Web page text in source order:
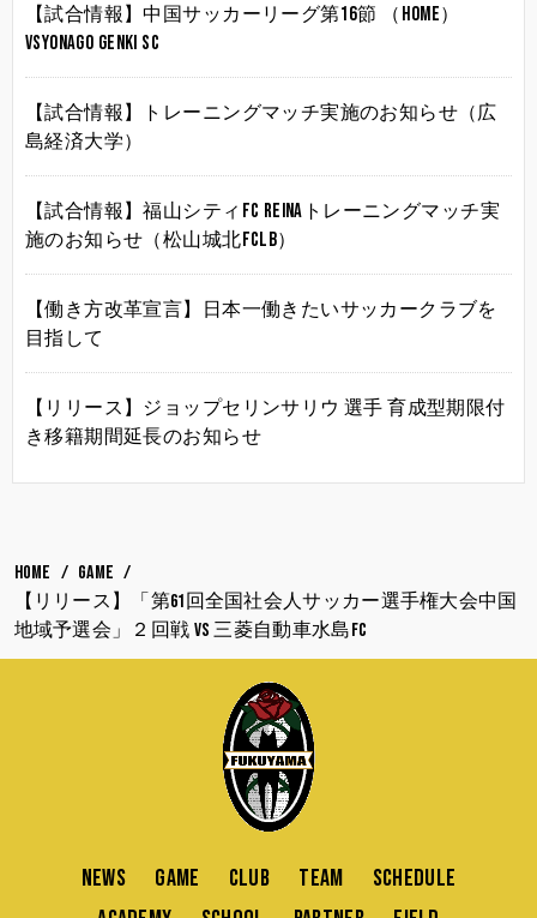
【試合情報】中国サッカーリーグ第16節 （HOME）
vsYonago Genki SC
【試合情報】トレーニングマッチ実施のお知らせ（広
島経済大学）
【試合情報】福山シティFC Reinaトレーニングマッチ実
施のお知らせ（松山城北FCLB）
【働き方改革宣言】日本一働きたいサッカークラブを
目指して
【リリース】ジョップセリンサリウ 選手 育成型期限付
き移籍期間延長のお知らせ
HOME
GAME
【リリース】「第61回全国社会人サッカー選手権大会中国
地域予選会」２回戦 vs 三菱自動車水島FC
NEWS GAME CLUB TEAM
SCHEDULE